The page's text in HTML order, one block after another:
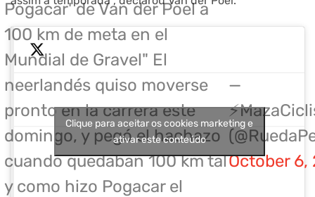
Pogacar' de Van der Poel a
100 km de meta en el
Mundial de Gravel" El
neerlandés quiso moverse
pronto en la carrera este
domingo, y pegó el hachazo
cuando quedaban 100 km tal
y como hizo Pogacar el
—
October 6,
Clique para aceitar os cookies marketing e
ativar este conteúdo